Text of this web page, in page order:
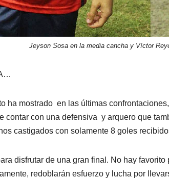
Jeyson Sosa en la media cancha y Víctor
ha mostrado en las últimas
contar con una defensiva y arquero que
castigados con solamente 8 goles
disfrutar de una gran final. No hay
redoblarán esfuerzo y lucha por